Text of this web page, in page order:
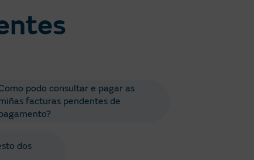
podo consultar e pagar as
facturas pendentes de
dos